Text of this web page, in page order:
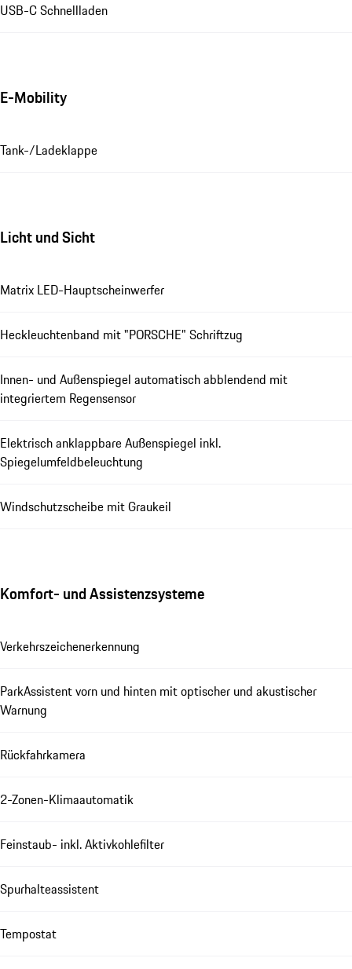
USB-C Schnellladen
E-Mobility
Tank-/Ladeklappe
Licht und Sicht
Matrix LED-Hauptscheinwerfer
Heckleuchtenband mit "PORSCHE" Schriftzug
Innen- und Außenspiegel automatisch abblendend mit
integriertem Regensensor
Elektrisch anklappbare Außenspiegel inkl.
Spiegelumfeldbeleuchtung
Windschutzscheibe mit Graukeil
Komfort- und Assistenzsysteme
Verkehrszeichenerkennung
ParkAssistent vorn und hinten mit optischer und akustischer
Warnung
Rückfahrkamera
2-Zonen-Klimaautomatik
Feinstaub- inkl. Aktivkohlefilter
Spurhalteassistent
Tempostat